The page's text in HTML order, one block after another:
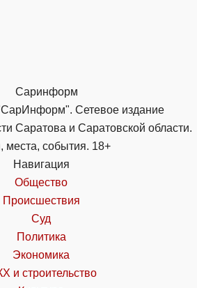
Сетевое издание
Саратова и Саратовской области.
места, события. 18+
Навигация
Общество
Происшествия
Суд
Политика
Экономика
и строительство